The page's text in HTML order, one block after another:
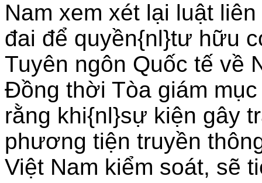
Nam xem xét lại luật
đai để quyền{nl}tư hữu
Tuyên ngôn Quốc tế về
Ðồng thời Tòa giám
rằng khi{nl}sự kiện gây
phương tiện truyền
Việt Nam kiểm soát, sẽ